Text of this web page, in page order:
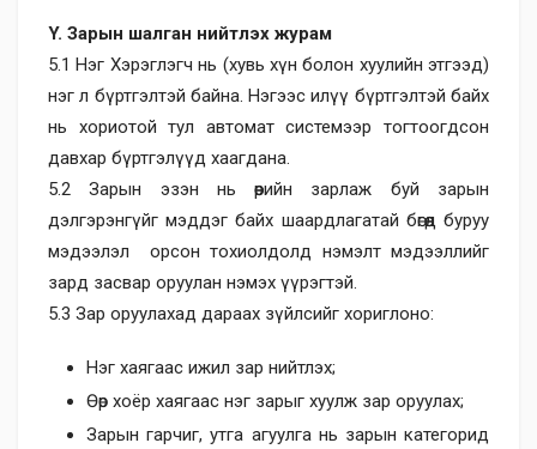
Y. Зарын шалган нийтлэх журам
5.1 Нэг Хэрэглэгч нь (хувь хүн болон хуулийн этгээд)
нэг л бүртгэлтэй байна. Нэгээс илүү бүртгэлтэй байх
нь хориотой тул автомат системээр тогтоогдсон
давхар бүртгэлүүд хаагдана.
5.2 Зарын эзэн нь өөрийн зарлаж буй зарын
дэлгэрэнгүйг мэддэг байх шаардлагатай бөгөөд буруу
мэдээлэл орсон тохиолдолд нэмэлт мэдээллийг
зард засвар оруулан нэмэх үүрэгтэй.
5.3 Зар оруулахад дараах зүйлсийг хориглоно:
Нэг хаягаас ижил зар нийтлэх;
Өөр хоёр хаягаас нэг зарыг хуулж зар оруулах;
Зарын гарчиг, утга агуулга нь зарын категорид